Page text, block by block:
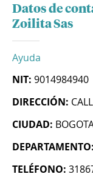
Datos de
Zoilita Sas
Ayuda
NIT: 9014984940
DIRECCIÓN:
CIUDAD:
DEPARTAMENTO:
TELÉFONO: